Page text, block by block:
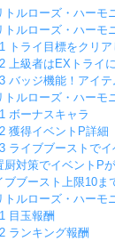
トルローズ・ハーモ
トルローズ・ハーモ
トライ目標をクリア
上級者はEXトライ
バッジ機能！アイテ
トルローズ・ハーモ
ボーナスキャラ
獲得イベントP詳細
ライブブーストでイ
厨対策でイベントP
ブブースト上限10ま
トルローズ・ハーモ
目玉報酬
ランキング報酬